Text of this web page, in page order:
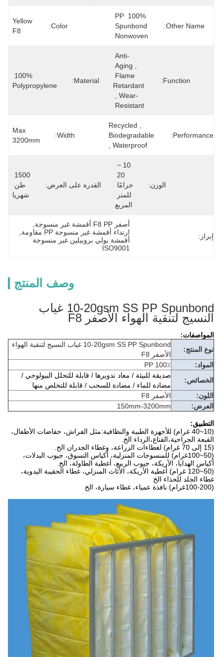
Other Name:
100% PP
Spunbond
Nonwoven
Color:
Yellow
F8
Function:
Anti-
Aging ,
Flame
Retardant
, Wear-
Resistant
Material:
Polypropylene
Performance:
Recycled ,
Biodegradable
, Waterproof
Width:
Max
3200mm
الوزن:
المربع
القدرة على العرض:
شهريا
إبراز:
أصفر F8 PP أقمشة غير منسوجة
ارتداء أقمشة غير منسوجة PP مقاومة
ISO9001
وصف المنتج
10-20gsm SS PP Spunbond غياب
النسيج لتنقية الهواء الأصفر F8
المواصفات:
نوع المنتج:
10-20gsm SS PP Spunbond غياب النسيج لتنقية الهواء
الأصفر F8
المواد:
100٪ PP
الخصائص:
صديقة للبيئة / معاد تدويرها / قابلة للتحلل البيولوجي /
مضادة للماء / مضادة للسحب / قابلة للتخلص منها
اللون:
الأصفر F8
العرض:
150mm-3200mm
التطبيق:
(10~40 غرام) للأجهزة الطبية والنظافية:مثل الفراش، حفاضات الأطفال،
القبعة الجراحية،القناع،الرداء الخ.
(15 إلى 70 غرام) لغطاءات الزراعة، وغطاء الجدران الخ.
(50~100غرام) للمنسوجات المنزلية، أكياس التسوق، جيوب البدلات،
أكياس الهدايا، الأريكة، جيوب الربيع، أغطية الطاولة، الخ.
(50~120 غرام) أغطية الأريكة، الأثاث المنزلي، غطاء الحقيبة اليدوية،
غطاء الجلد للحذاء الخ
(100-200غرام) نافذة عمياء، غطاء سيارة، الخ